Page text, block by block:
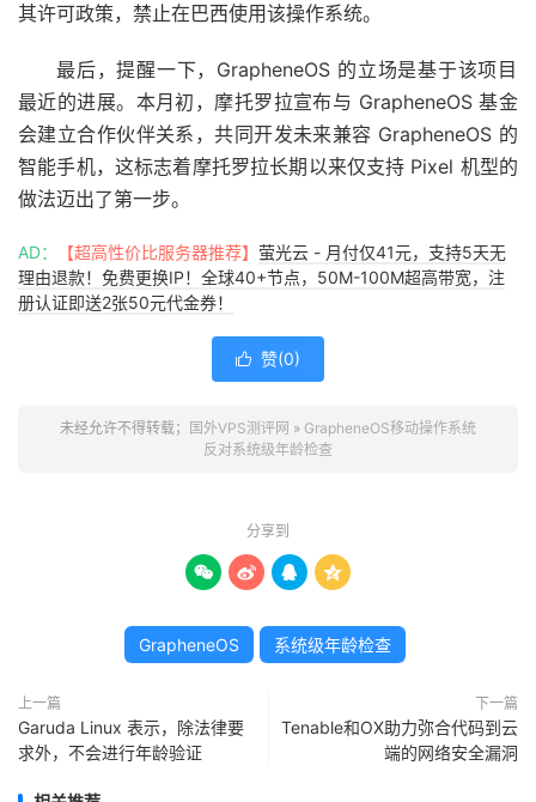
其许可政策， 禁止在巴西使用该操作系统。
最后，提醒一下，GrapheneOS 的立场是基于该项目
最近的进展。本月初， 摩托罗拉宣布与 GrapheneOS 基金
会建立合作伙伴关系 ，共同开发未来兼容 GrapheneOS 的
智能手机，这标志着摩托罗拉长期以来仅支持 Pixel 机型的
做法迈出了第一步。
AD： 【超高性价比服务器推荐】 萤光云 - 月付仅41元，支持5天无
理由退款！免费更换IP！全球40+节点，50M-100M超高带宽，注
册认证即送2张50元代金券！
 赞(0)
未经允许不得转载； 国外VPS测评网 » GrapheneOS移动操作系统
反对系统级年龄检查
分享到
   
GrapheneOS 系统级年龄检查
上一篇
Garuda Linux 表示，除法律要
求外，不会进行年龄验证
下一篇
Tenable和OX助力弥合代码到云
端的网络安全漏洞